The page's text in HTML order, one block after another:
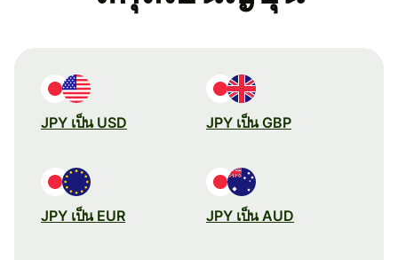
JPY เป็น USD JPY เป็น GBP
JPY เป็น EUR JPY เป็น AUD